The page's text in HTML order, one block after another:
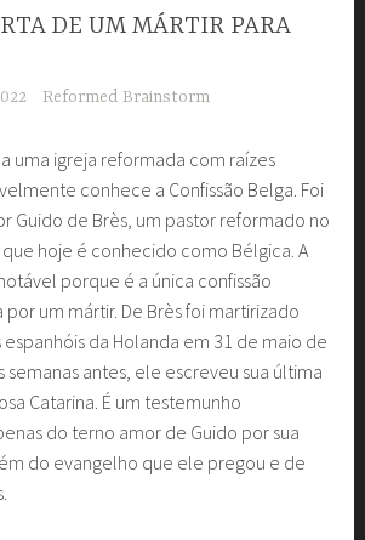
DE UM MÁRTIR PARA
Reformed Brainstorm
uma igreja reformada com raízes
conhece a Confissão Belga. Foi
Guido de Brès, um pastor reformado no
hoje é conhecido como Bélgica. A
porque é a única confissão
um mártir. De Brès foi martirizado
da Holanda em 31 de maio de
semanas antes, ele escreveu sua última
Catarina. É um testemunho
do terno amor de Guido por sua
do evangelho que ele pregou e de